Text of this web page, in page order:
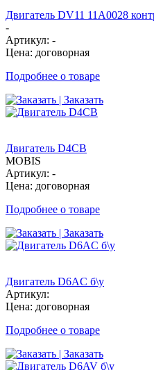
Двигатель DV11 11A0028
-
Артикул: -
Цена: договорная
Подробнее о товаре
| Заказать
Двигатель D4CB
MOBIS
Артикул: -
Цена: договорная
Подробнее о товаре
| Заказать
Двигатель D6AC б\у
Артикул:
Цена: договорная
Подробнее о товаре
| Заказать